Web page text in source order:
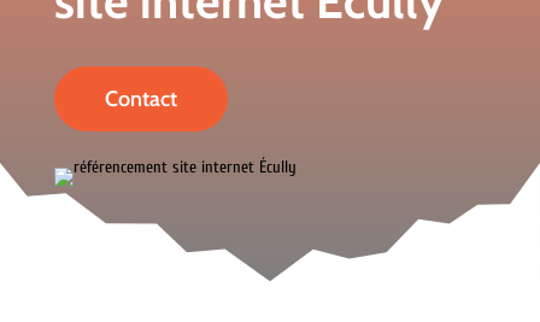
Contact